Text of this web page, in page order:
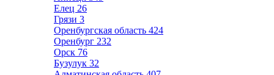
Елец 26
Грязи 3
Оренбургская область 424
Оренбург 232
Орск 76
Бузулук 32